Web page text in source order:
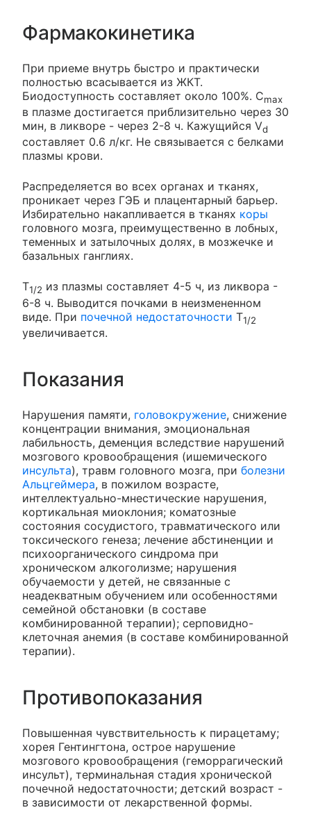
Фармакокинетика
При приеме внутрь быстро и практически
полностью всасывается из ЖКТ.
Биодоступность составляет около 100%. Cmax
в плазме достигается приблизительно через 30
мин, в ликворе - через 2-8 ч. Кажущийся Vd
составляет 0.6 л/кг. Не связывается с белками
плазмы крови.
Распределяется во всех органах и тканях,
проникает через ГЭБ и плацентарный барьер.
Избирательно накапливается в тканях коры
головного мозга, преимущественно в лобных,
теменных и затылочных долях, в мозжечке и
базальных ганглиях.
T1/2 из плазмы составляет 4-5 ч, из ликвора -
6-8 ч. Выводится почками в неизмененном
виде. При почечной недостаточности T1/2
увеличивается.
Показания
Нарушения памяти, головокружение, снижение
концентрации внимания, эмоциональная
лабильность, деменция вследствие нарушений
мозгового кровообращения (ишемического
инсульта), травм головного мозга, при болезни
Альцгеймера, в пожилом возрасте,
интеллектуально-мнестические нарушения,
кортикальная миоклония; коматозные
состояния сосудистого, травматического или
токсического генеза; лечение абстиненции и
психоорганического синдрома при
хроническом алкоголизме; нарушения
обучаемости у детей, не связанные с
неадекватным обучением или особенностями
семейной обстановки (в составе
комбинированной терапии); серповидно-
клеточная анемия (в составе комбинированной
терапии).
Противопоказания
Повышенная чувствительность к пирацетаму;
хорея Гентингтона, острое нарушение
мозгового кровообращения (геморрагический
инсульт), терминальная стадия хронической
почечной недостаточности; детский возраст -
в зависимости от лекарственной формы.